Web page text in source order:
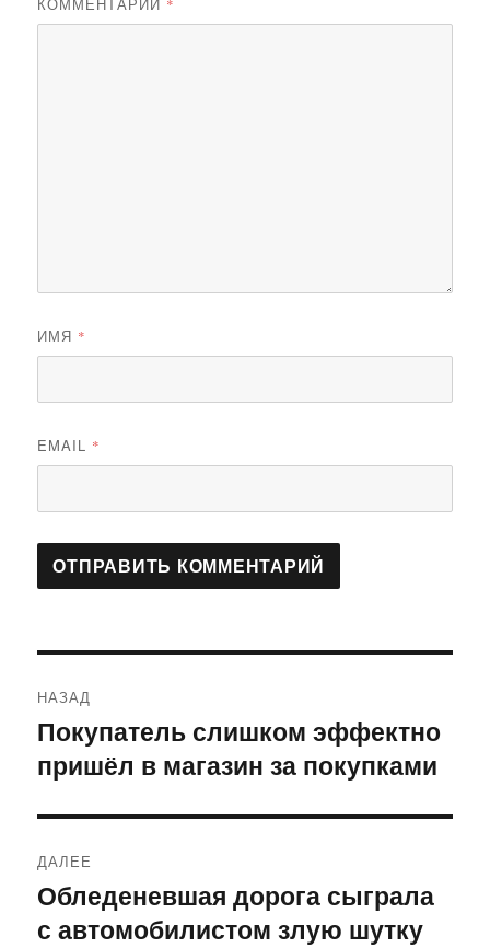
*
ИМЯ *
EMAIL *
по
записям
НАЗАД
Предыдущая
запись:
Покупатель слишком эффектно
пришёл в магазин за покупками
ДАЛЕЕ
Следующая
запись:
Обледеневшая дорога сыграла
с автомобилистом злую шутку